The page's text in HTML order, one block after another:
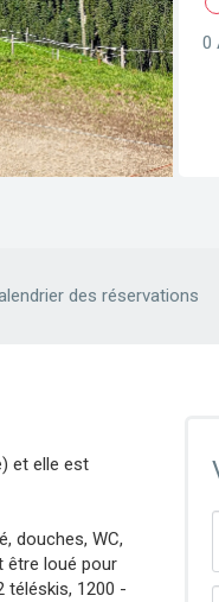
0
des réservations
et elle est
douches, WC,
être loué pour
téléskis, 1200 -